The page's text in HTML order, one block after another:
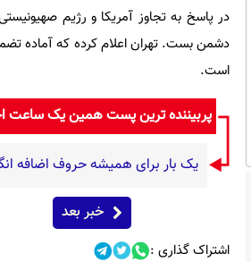
دشمن بست. تهران اعلام کرده که آماده
است.
پربیننده ترین پست همین یک ساعت
یک بار برای همیشه حروف اضافه
خبر بعد
اشتراک گذاری :